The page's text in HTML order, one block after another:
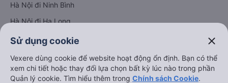
Hà Nội đi Ninh Bình
Hà Nội đi Hạ Long
Hà Nội đi Sa Pa
Hà Nội đi Tam Đảo
Đà Nẵng đi Hội An
Sử dụng cookie close
Vexere dùng cookie để website hoạt động ổn định. Bạn có thể
xem chi tiết hoặc thay đổi lựa chọn bất kỳ lúc nào trong phần
Quản lý cookie. Tìm hiểu thêm trong Chính sách Cookie.